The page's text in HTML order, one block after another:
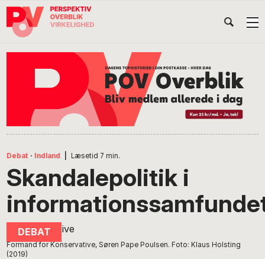
Gå
direkte
Skip
indhold
Gå
direkte
Debat · Indland Læsetid 7 min.
Skandalepolitik i
Formand for Konservative, Søren Pape Poulsen. Foto: Klaus Holsting
(2019)